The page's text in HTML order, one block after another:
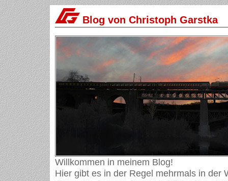
Blog von Christoph Garstka
Willkommen in meinem Blog!
Hier gibt es in der Regel mehrmals in der